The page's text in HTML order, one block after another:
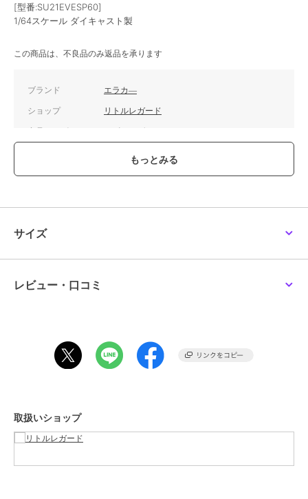
[型番:SU21EVESP60]
1/64スケール ダイキャスト製
この商品は、不良品のみ返品を承ります
ブランド エラカ―
ショップ リトルレガード
商品カテゴリ ホビー・ゲーム
デルカー
素材
ダイキャスト製
サイズ
レビュー・口コミ
取扱いショップ